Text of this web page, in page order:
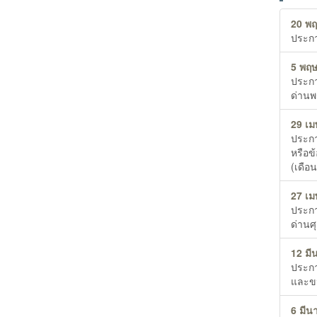
20 พ
ประก
5 พฤ
ประ
ด่าน
29 เ
ประ
หรือ
(เดือ
27 เ
ประ
ด่าน
12 มี
ประ
และ
6 มีน